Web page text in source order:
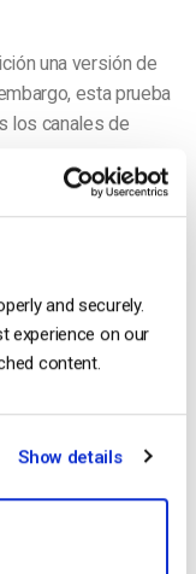
and securely.
experience on our
content.
Show details
una versión de
esta prueba
los canales de
directo con
su flujo. Más